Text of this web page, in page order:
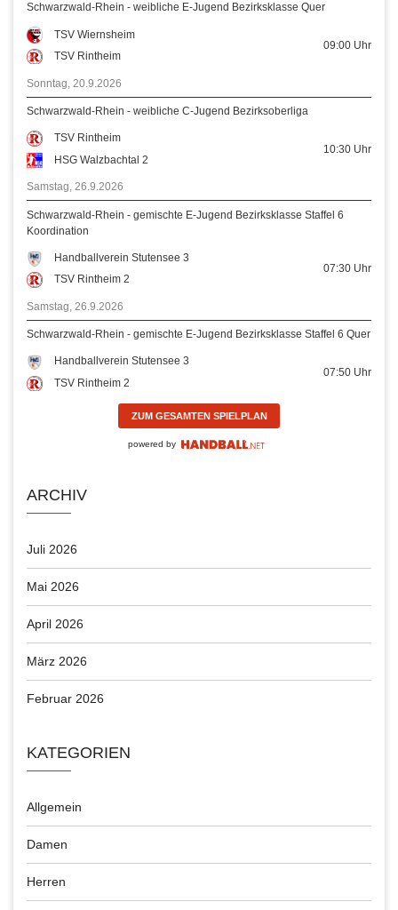
Schwarzwald-Rhein - weibliche E-Jugend Bezirksklasse Quer
TSV Wiernsheim
TSV Rintheim
09:00 Uhr
Sonntag, 20.9.2026
Schwarzwald-Rhein - weibliche C-Jugend Bezirksoberliga
TSV Rintheim
HSG Walzbachtal 2
10:30 Uhr
Samstag, 26.9.2026
Schwarzwald-Rhein - gemischte E-Jugend Bezirksklasse Staffel 6
Koordination
Handballverein Stutensee 3
TSV Rintheim 2
07:30 Uhr
Samstag, 26.9.2026
Schwarzwald-Rhein - gemischte E-Jugend Bezirksklasse Staffel 6 Quer
Handballverein Stutensee 3
TSV Rintheim 2
07:50 Uhr
ZUM GESAMTEN SPIELPLAN
powered by
ARCHIV
Juli 2026
Mai 2026
April 2026
März 2026
Februar 2026
KATEGORIEN
Allgemein
Damen
Herren